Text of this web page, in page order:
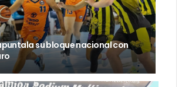
su bloque nacional con